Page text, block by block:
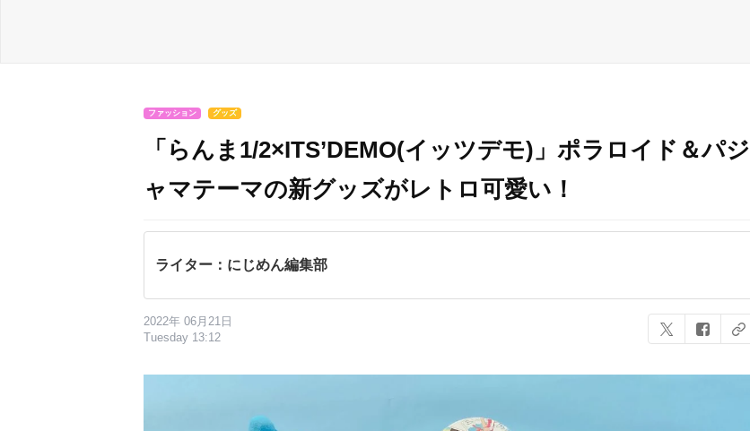
ファッション グッズ
「らんま1/2×ITS’DEMO(イッツデモ)」ポラロイド＆パジ
ャマテーマの新グッズがレトロ可愛い！
ライター：にじめん編集部
2022年 06月21日
Tuesday 13:12